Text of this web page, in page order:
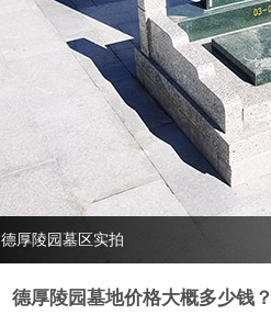
德厚陵园墓区实拍
德厚陵园墓地价格大概多少钱？